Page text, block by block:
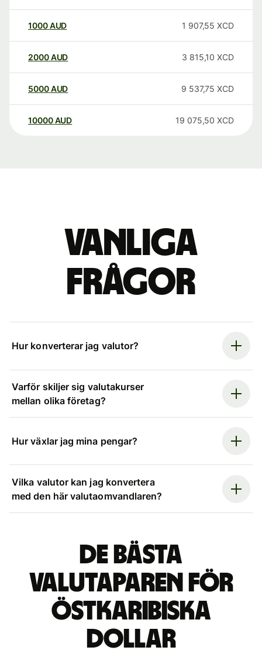
1000AUD 1 907,55 XCD
2000AUD 3 815,10 XCD
5000AUD 9 537,75 XCD
10000 AUD 19 075,50 XCD
Vanliga
frågor
Hur konverterar jag valutor?
Varför skiljer sig valutakurser
mellan olika företag?
Hur växlar jag mina pengar?
Vilka valutor kan jag konvertera
med den här valutaomvandlaren?
De bästa
valutaparen för
östkaribiska
dollar